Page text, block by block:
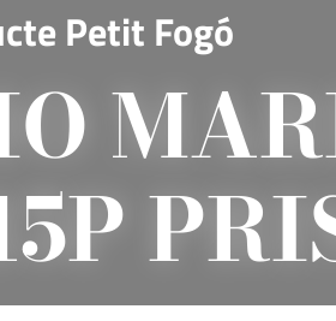
Petit Fogó